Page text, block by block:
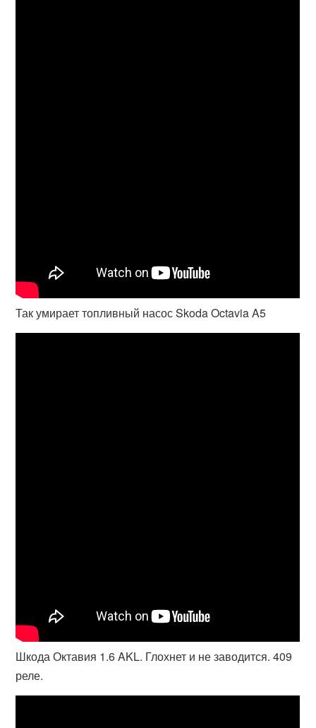
Так умирает топливный насос Skoda Octavia A5
Шкода Октавия 1.6 AKL. Глохнет и не заводится. 409
реле.